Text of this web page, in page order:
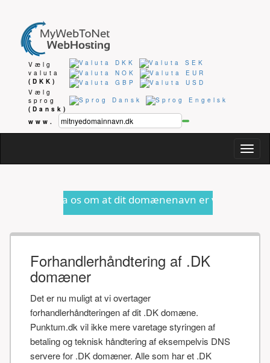
Vælg
valuta
(DKK)
Vælg
sprog
(Dansk)
www.
om at dit domænenavn er ved at udløbe eller
Forhandlerhåndtering af .DK
domæner
Det er nu muligt at vi overtager
forhandlerhåndteringen af dit .DK domæne.
Punktum.dk vil ikke mere varetage styringen af
betaling og teknisk håndtering af eksempelvis DNS
servere for .DK domæner. Alle som har et .DK